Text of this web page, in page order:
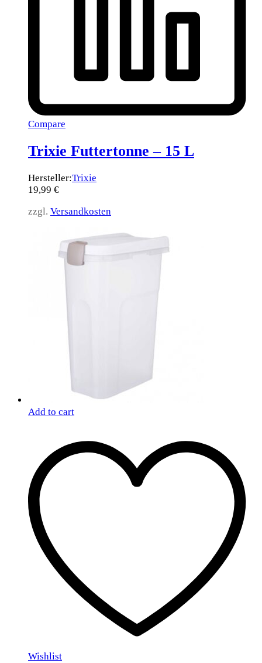
Compare
Trixie Futtertonne – 15 L
Hersteller:Trixie
19,99 €
zzgl. Versandkosten
Add to cart
Wishlist